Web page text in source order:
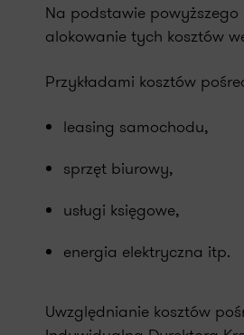
Na podstawie
alokowanie tych kosztów
Przykładami kosztów
leasing samochodu,
sprzęt biurowy,
usługi księgowe,
energia elektryczna itp.
Uwzględnianie kosztów